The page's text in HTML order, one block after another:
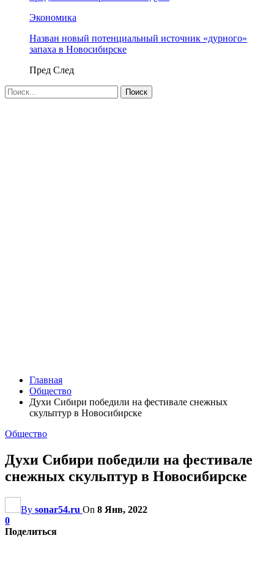
Экономика
Назван новый потенциальный источник «дурного»
запаха в Новосибирске
Пред След
Главная
Общество
Духи Сибири победили на фестивале снежных
скульптур в Новосибирске
Общество
Духи Сибири победили на фестивале
снежных скульптур в Новосибирске
By sonar54.ru On 8 Янв, 2022
0
Поделиться